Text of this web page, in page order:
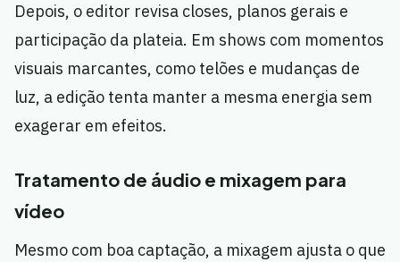
Depois, o editor revisa closes, planos gerais e
participação da plateia. Em shows com momentos
visuais marcantes, como telões e mudanças de
luz, a edição tenta manter a mesma energia sem
exagerar em efeitos.
Tratamento de áudio e mixagem para
vídeo
Mesmo com boa captação, a mixagem ajusta o que